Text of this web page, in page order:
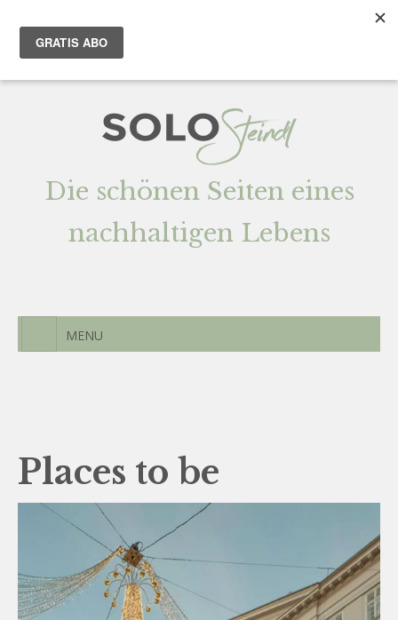
Team AGENTUR
Die schönen Seiten eines
nachhaltigen Lebens
MENU
Places to be